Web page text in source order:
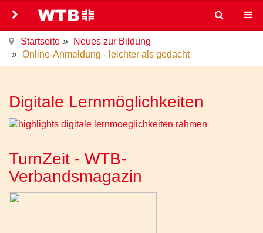
Startseite
Neues zur Bildung
Online-Anmeldung - leichter als gedacht
Digitale Lernmöglichkeiten
TurnZeit - WTB-
Verbandsmagazin